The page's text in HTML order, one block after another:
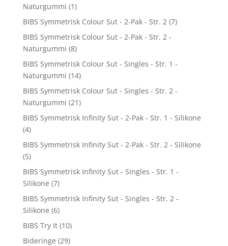
Naturgummi (1)
BIBS Symmetrisk Colour Sut - 2-Pak - Str. 2 (7)
BIBS Symmetrisk Colour Sut - 2-Pak - Str. 2 -
Naturgummi (8)
BIBS Symmetrisk Colour Sut - Singles - Str. 1 -
Naturgummi (14)
BIBS Symmetrisk Colour Sut - Singles - Str. 2 -
Naturgummi (21)
BIBS Symmetrisk Infinity Sut - 2-Pak - Str. 1 - Silikone
(4)
BIBS Symmetrisk Infinity Sut - 2-Pak - Str. 2 - Silikone
(5)
BIBS Symmetrisk Infinity Sut - Singles - Str. 1 -
Silikone (7)
BIBS Symmetrisk Infinity Sut - Singles - Str. 2 -
Silikone (6)
BIBS Try It (10)
Bideringe (29)